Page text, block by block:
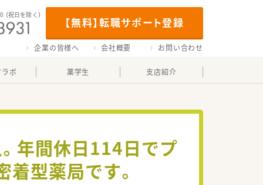
【無料】転職サポート登録
（祝日を除く）
企業の皆様へ 会社概要 お問い合わせ
ボ 薬学生 支店紹介
年間休日114日でプ
型薬局です。